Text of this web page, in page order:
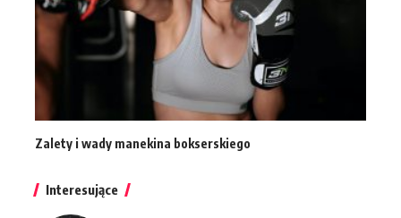
Zalety i wady manekina bokserskiego
Interesujące